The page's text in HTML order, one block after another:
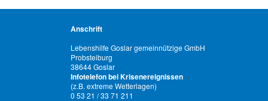
Anschrift
Lebenshilfe Goslar gemeinnützige GmbH
Probsteiburg
38644 Goslar
Infotelefon bei Krisenereignissen
(z.B. extreme Wetterlagen)
0 53 21 / 33 71 211